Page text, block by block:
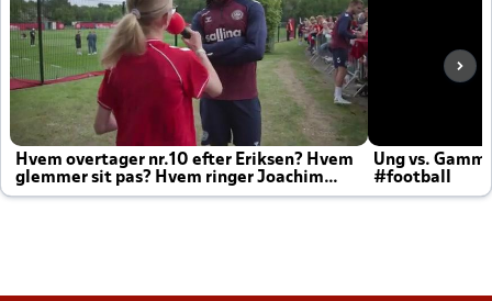
Hvem overtager nr.10 efter Eriksen? Hvem
glemmer sit pas? Hvem ringer Joachim
altid til efter kampe?
Ung vs.
#football